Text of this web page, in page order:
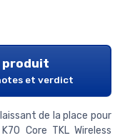
produit
et verdict
de la place pour
Core TKL Wireless